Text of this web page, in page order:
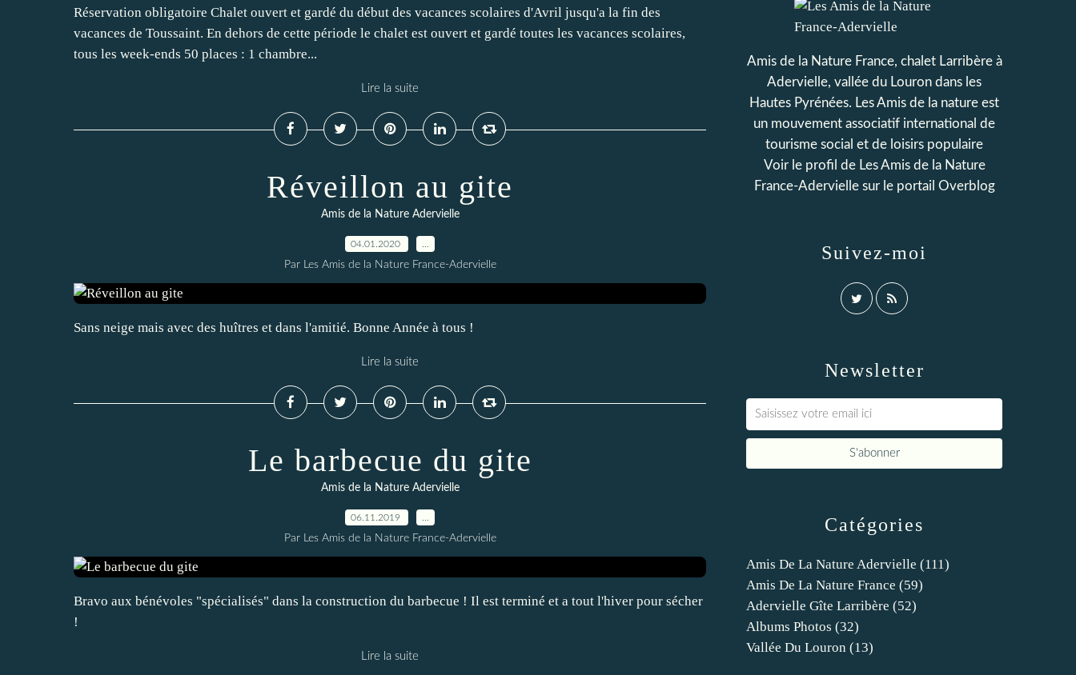
Réservation obligatoire Chalet ouvert et gardé du début des vacances scolaires d'Avril jusqu'a la fin des
vacances de Toussaint. En dehors de cette période le chalet est ouvert et gardé toutes les vacances scolaires,
tous les week-ends 50 places : 1 chambre...
Lire la suite
Réveillon au gite
Amis de la Nature Adervielle
04.01.2020
Par Les Amis de la Nature France-Adervielle
Sans neige mais avec des huîtres et dans l'amitié. Bonne Année à tous !
Lire la suite
Le barbecue du gite
Amis de la Nature Adervielle
06.11.2019
Par Les Amis de la Nature France-Adervielle
Bravo aux bénévoles "spécialisés" dans la construction du barbecue ! Il est terminé et a tout l'hiver pour sécher
!
Lire la suite
Newsletter
Catégories
Amis De La Nature Adervielle (111)
Amis De La Nature France (59)
Adervielle Gîte Larribère (52)
Albums Photos (32)
Vallée Du Louron (13)
Suivez-moi
Amis de la Nature France, chalet Larribère à
Adervielle, vallée du Louron dans les
Hautes Pyrénées. Les Amis de la nature est
un mouvement associatif international de
tourisme social et de loisirs populaire
Voir le profil de Les Amis de la Nature
France-Aderviellesur le portail Overblog